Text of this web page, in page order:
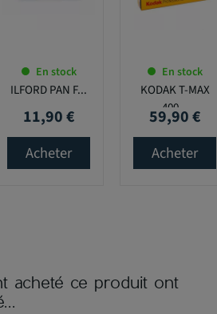
En stock
ILFORD PAN F...
Prix
11,90 €
Acheter
En stock
KODAK T-MAX
400...
Prix
59,90 €
Acheter
acheté ce produit ont